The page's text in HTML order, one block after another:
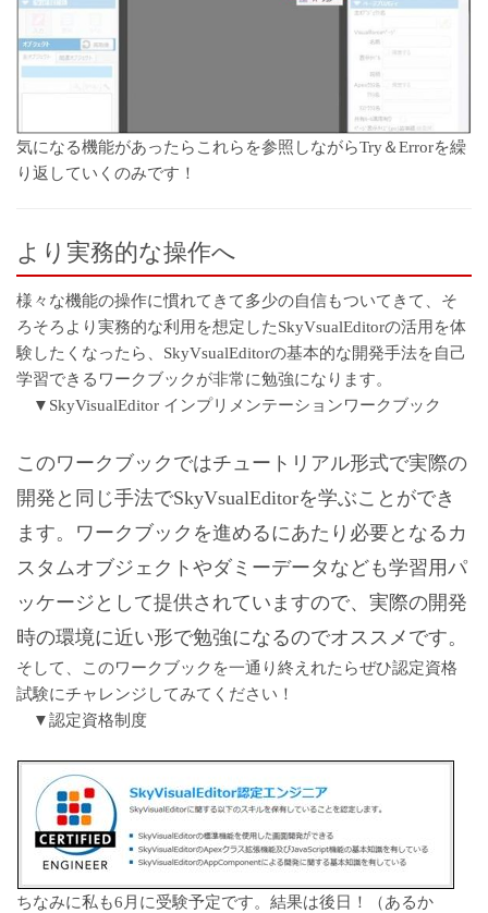
気になる機能があったらこれらを参照しながらTry＆Errorを繰
り返していくのみです！
より実務的な操作へ
様々な機能の操作に慣れてきて多少の自信もついてきて、そ
ろそろより実務的な利用を想定したSkyVsualEditorの活用を体
験したくなったら、SkyVsualEditorの基本的な開発手法を自己
学習できるワークブックが非常に勉強になります。
▼SkyVisualEditor インプリメンテーションワークブック
このワークブックではチュートリアル形式で実際の
開発と同じ手法でSkyVsualEditorを学ぶことができ
ます。ワークブックを進めるにあたり必要となるカ
スタムオブジェクトやダミーデータなども学習用パ
ッケージとして提供されていますので、実際の開発
時の環境に近い形で勉強になるのでオススメです。
そして、このワークブックを一通り終えれたらぜひ認定資格
試験にチャレンジしてみてください！
▼認定資格制度
ちなみに私も6月に受験予定です。結果は後日！（あるか